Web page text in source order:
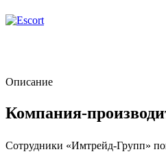
Описание
Компания-
Сотрудники «Имтрейд-Групп»